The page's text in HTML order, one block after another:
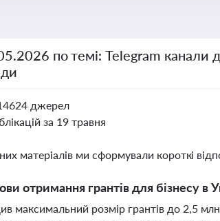
по темі: Telegram канали
джерел
за 19 травня
матеріалів ми сформували короткі
отримання грантів для бізнесу в
максимальний розмір грантів до 2,5